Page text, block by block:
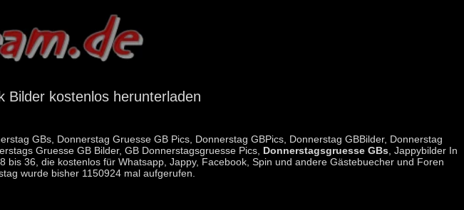
Bilder kostenlos herunterladen
GBs, Donnerstag Gruesse GB Pics, Donnerstag GBPics, Donnerstag GBBilder, Donnerstag
Gruesse GB Bilder, GB Donnerstagsgruesse Pics, Donnerstagsgruesse GBs , Jappybilder In
36, die kostenlos für Whatsapp, Jappy, Facebook, Spin und andere Gästebuecher und Foren
wurde bisher 1150924 mal aufgerufen.